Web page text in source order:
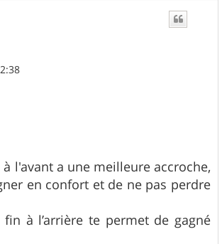
l'avant a une meilleure accroche,
en confort et de ne pas perdre
à l’arrière te permet de gagné